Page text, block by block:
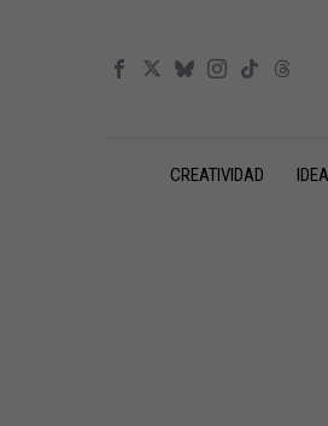
CREATIVIDAD